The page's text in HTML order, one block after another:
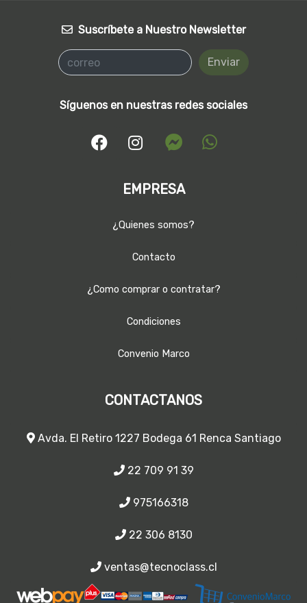
Suscríbete a Nuestro Newsletter
Enviar
Síguenos en nuestras redes sociales
EMPRESA
¿Quienes somos?
Contacto
¿Como comprar o contratar?
Condiciones
Convenio Marco
CONTACTANOS
Avda. El Retiro 1227 Bodega 61 Renca Santiago
22 709 91 39
975166318
22 306 8130
ventas@tecnoclass.cl